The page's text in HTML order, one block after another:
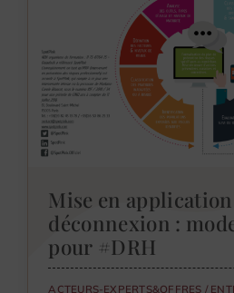
Mise en
déconnexion :
pour #DRH
ACTEURS-EXPERTS&OFFRES /